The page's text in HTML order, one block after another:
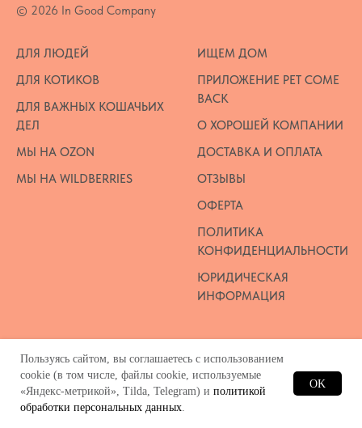
главная каталог
Пользуясь сайтом, вы соглашаетесь с использованием
cookie (в том числе, файлы cookie, используемые
«Яндекс-метрикой», Tilda, Telegram) и политикой
обработки персональных данных.
OK
© 2026 In Good Company
ДЛЯ ЛЮДЕЙ
ДЛЯ КОТИКОВ
ДЛЯ ВАЖНЫХ КОШАЧЬИХ
ДЕЛ
МЫ НА OZON
МЫ НА WILDBERRIES
ИЩЕМ ДОМ
ПРИЛОЖЕНИЕ PET COME
BACK
О ХОРОШЕЙ КОМПАНИИ
ДОСТАВКА И ОПЛАТА
ОТЗЫВЫ
ОФЕРТА
ПОЛИТИКА
КОНФИДЕНЦИАЛЬНОСТИ
ЮРИДИЧЕСКАЯ
ИНФОРМАЦИЯ